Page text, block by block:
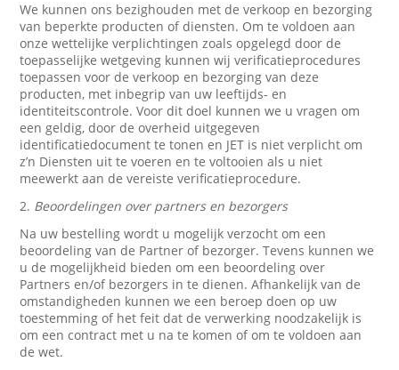
We kunnen ons bezighouden met de verkoop en bezorging
van beperkte producten of diensten. Om te voldoen aan
onze wettelijke verplichtingen zoals opgelegd door de
toepasselijke wetgeving kunnen wij verificatieprocedures
toepassen voor de verkoop en bezorging van deze
producten, met inbegrip van uw leeftijds- en
identiteitscontrole. Voor dit doel kunnen we u vragen om
een geldig, door de overheid uitgegeven
identificatiedocument te tonen en JET is niet verplicht om
z’n Diensten uit te voeren en te voltooien als u niet
meewerkt aan de vereiste verificatieprocedure.
2. Beoordelingen over partners en bezorgers
Na uw bestelling wordt u mogelijk verzocht om een
beoordeling van de Partner of bezorger. Tevens kunnen we
u de mogelijkheid bieden om een beoordeling over
Partners en/of bezorgers in te dienen. Afhankelijk van de
omstandigheden kunnen we een beroep doen op uw
toestemming of het feit dat de verwerking noodzakelijk is
om een contract met u na te komen of om te voldoen aan
de wet.